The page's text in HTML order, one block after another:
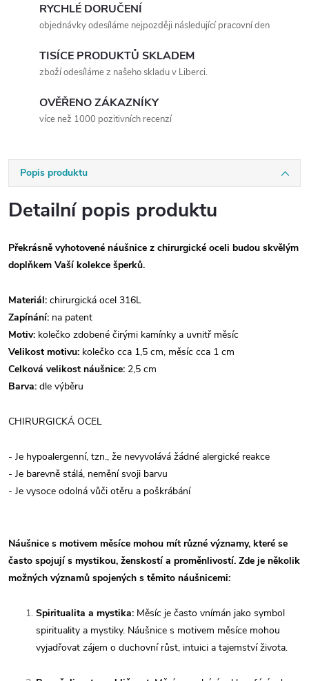
RYCHLÉ DORUČENÍ
objednávky odesíláme nejpozději následující pracovní den
TISÍCE PRODUKTŮ SKLADEM
zboží odesíláme z našeho skladu v Liberci.
OVĚŘENO ZÁKAZNÍKY
více než 1000 pozitivních recenzí
Popis produktu
Detailní popis produktu
Překrásně vyhotovené náušnice z chirurgické oceli budou skvělým
doplňkem Vaší kolekce šperků.
Materiál: chirurgická ocel 316L
Zapínání: na patent
Motiv: kolečko zdobené čirými kamínky a uvnitř měsíc
Velikost motivu: kolečko cca 1,5 cm, měsíc cca 1 cm
Celková velikost náušnice: 2,5 cm
Barva: dle výběru
CHIRURGICKÁ OCEL
- Je hypoalergenní, tzn., že nevyvolává žádné alergické reakce
- Je barevně stálá, nemění svoji barvu
- Je vysoce odolná vůči otěru a poškrábání
Náušnice s motivem měsíce mohou mít různé významy, které se
často spojují s mystikou, ženskostí a proměnlivostí. Zde je několik
možných významů spojených s těmito náušnicemi:
Spiritualita a mystika: Měsíc je často vnímán jako symbol
spirituality a mystiky. Náušnice s motivem měsíce mohou
vyjadřovat zájem o duchovní růst, intuici a tajemství života.